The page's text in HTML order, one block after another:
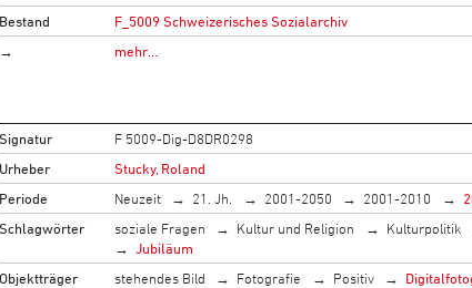
Bestand
F_5009 Schweizerisches Sozialarchiv
→
mehr…
Signatur
F 5009-Dig-D8DR0298
Urheber
Stucky, Roland
Periode
Neuzeit 21. Jh. 2001-2050 2001-2010
Schlagwörter
soziale Fragen Kultur und Religion Kulturpolitik
Jubiläum
Objektträger
stehendes Bild Fotografie Positiv